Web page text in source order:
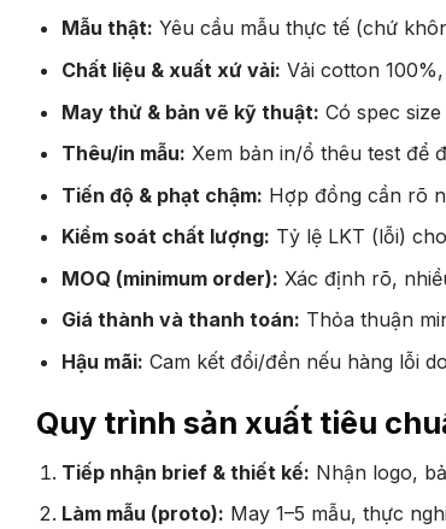
Mẫu thật: Yêu cầu mẫu thực tế (chứ
Chất liệu & xuất xứ vải: Vải cotton
May thử & bản vẽ kỹ thuật: Có spec
Thêu/in mẫu: Xem bản in/ổ thêu test để
Tiến độ & phạt chậm: Hợp đồng cần rõ
Kiểm soát chất lượng: Tỷ lệ LKT (lỗi)
MOQ (minimum order): Xác định rõ,
Giá thành và thanh toán: Thỏa thuận
Hậu mãi: Cam kết đổi/đền nếu hàng lỗi
Quy trình sản xuất tiêu
Tiếp nhận brief & thiết kế: Nhận logo,
Làm mẫu (proto): May 1–5 mẫu, thực